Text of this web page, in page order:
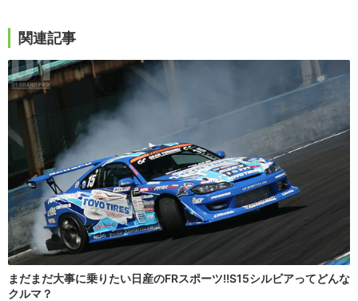
関連記事
まだまだ大事に乗りたい日産のFRスポーツ!!S15シルビアってどんな
クルマ？